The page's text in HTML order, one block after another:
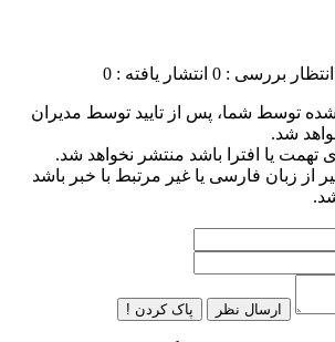
بررسی : 0 انتشار یافته : 0
توسط شما، پس از تایید توسط مدیران
شد.
تهمت یا افترا باشد منتشر نخواهد شد.
از زبان فارسی یا غیر مرتبط با خبر باشد
ارسال نظر پاک کردن !